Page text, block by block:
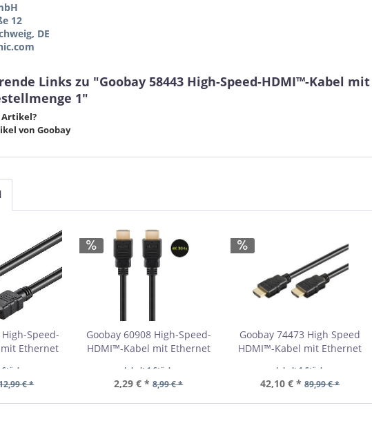
12
DE
Links zu "Goobay 58443 High-Speed-HDMI™-Kabel
1"
Artikel?
von Goobay
Speed-
Ethernet
Stück
€ *
Goobay 60908 High-Speed-
HDMI™-Kabel mit Ethernet
Inhalt 1 Stück
2,29 € * 8,99 € *
Goobay 74473 High Speed
HDMI™-Kabel mit Ethernet
Inhalt 1 Stück
42,10 € * 89,99 € *